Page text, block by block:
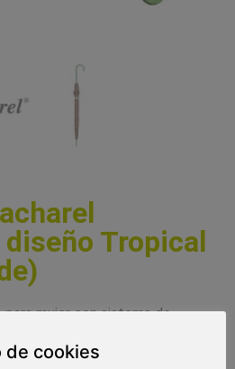
Tropical
para mujer con sistema de
un bonito paraguas con el
de cookies